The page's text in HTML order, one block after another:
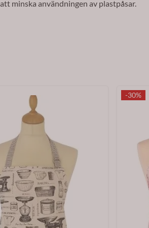
minska användningen av plastpåsar.
-30%